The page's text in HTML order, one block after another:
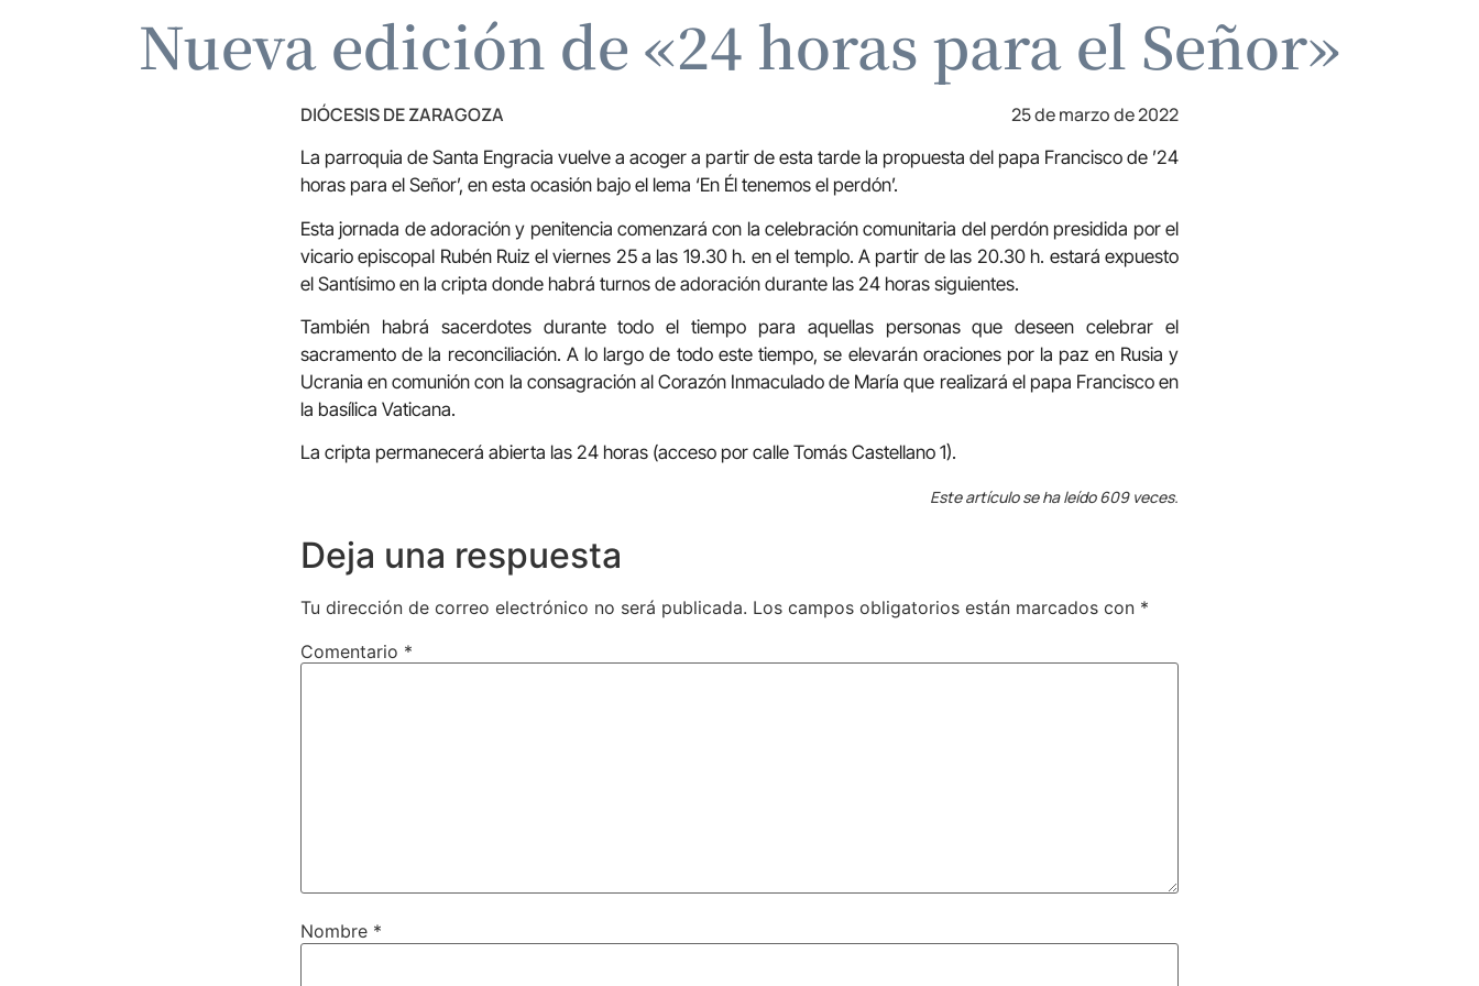
Nueva edición de «24 horas para el Señor»
DIÓCESIS DE ZARAGOZA 25 de marzo de 2022
La parroquia de Santa Engracia vuelve a acoger a partir de esta tarde la propuesta del papa Francisco de ’24
horas para el Señor’, en esta ocasión bajo el lema ‘En Él tenemos el perdón’.
Esta jornada de adoración y penitencia comenzará con la celebración comunitaria del perdón presidida por el
vicario episcopal Rubén Ruiz el viernes 25 a las 19.30 h. en el templo. A partir de las 20.30 h. estará expuesto
el Santísimo en la cripta donde habrá turnos de adoración durante las 24 horas siguientes.
También habrá sacerdotes durante todo el tiempo para aquellas personas que deseen celebrar el
sacramento de la reconciliación. A lo largo de todo este tiempo, se elevarán oraciones por la paz en Rusia y
Ucrania en comunión con la consagración al Corazón Inmaculado de María que realizará el papa Francisco en
la basílica Vaticana.
La cripta permanecerá abierta las 24 horas (acceso por calle Tomás Castellano 1).
Este artículo se ha leído 609 veces.
Deja una respuesta
Tu dirección de correo electrónico no será publicada. Los campos obligatorios están marcados con *
Comentario *
Nombre *